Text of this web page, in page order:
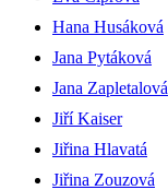
Hana Husáková
Jana Pytáková
Jana Zapletalová
Jiří Kaiser
Jiřina Hlavatá
Jiřina Zouzová